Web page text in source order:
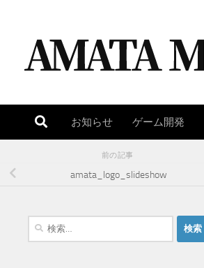
お知らせ ゲーム開発
前の記事
amata_logo_slideshow